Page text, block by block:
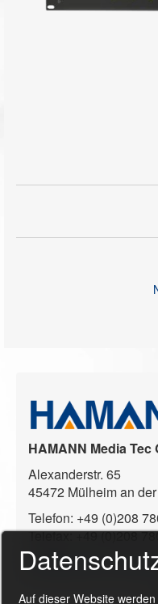
HAMANN Media Tec
Alexanderstr. 65
45472 Mülheim an
Telefon: +49 (0)208
Telefax: +49 (0)208
info@hamann-media-
Auf dieser Website